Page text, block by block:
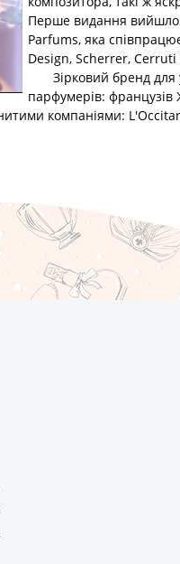
Перше видання вийшло
Parfums, яка
Design, Scherrer, Cerruti
Зірковий бренд для
парфумерів:
компаніями: